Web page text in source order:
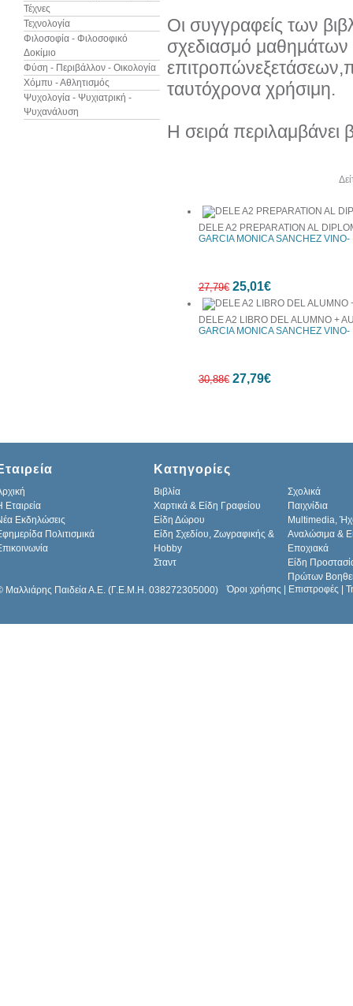
Τέχνες
Τεχνολογία
Φιλοσοφία - Φιλοσοφικό
Δοκίμιο
Φύση - Περιβάλλον - Οικολογία
Χόμπυ - Αθλητισμός
Ψυχολογία - Ψυχιατρική -
Ψυχανάλυση
Οι συγγραφείς των
σχεδιασμό
ταυτόχρονα χρήσιμη.
Η σειρά περιλαμβάνει
DELE A2 PREPARATION AL
GARCIA MONICA SANCHEZ
27,79€ 25,01€
DELE A2 LIBRO DEL ALUMNO +
GARCIA MONICA SANCHEZ
30,88€ 27,79€
Εταιρεία
Εκδηλώσεις
Πολιτισμικά
Κατηγορίες
Βιβλία
Σχολικά
Χαρτικά & Είδη Γραφείου
Παιχνίδια
Είδη Δώρου
Multimedia,
Είδη Σχεδίου, Ζωγραφικής &
Hobby
Αναλώσιμα &
Εποχιακά
Σταντ
Είδη
Πρώτων
Μαλλιάρης Παιδεία Α.Ε. (Γ.Ε.Μ.Η. 038272305000)
Όροι χρήσης Επιστροφές